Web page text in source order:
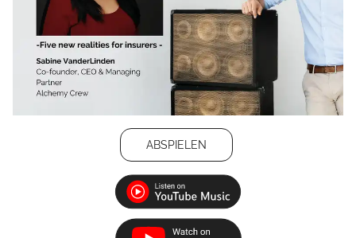
ABSPIELEN